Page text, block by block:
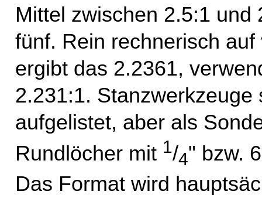
Mittel zwischen 2.5:1
fünf. Rein rechnerisch
ergibt das 2.2361,
2.231:1.
aufgelistet, aber als
Rundlöcher mit 1/4" bzw.
Das Format wird